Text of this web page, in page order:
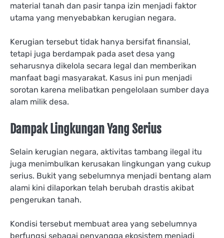
material tanah dan pasir tanpa izin menjadi faktor
utama yang menyebabkan kerugian negara.
Kerugian tersebut tidak hanya bersifat finansial,
tetapi juga berdampak pada aset desa yang
seharusnya dikelola secara legal dan memberikan
manfaat bagi masyarakat. Kasus ini pun menjadi
sorotan karena melibatkan pengelolaan sumber daya
alam milik desa.
Dampak Lingkungan Yang Serius
Selain kerugian negara, aktivitas tambang ilegal itu
juga menimbulkan kerusakan lingkungan yang cukup
serius. Bukit yang sebelumnya menjadi bentang alam
alami kini dilaporkan telah berubah drastis akibat
pengerukan tanah.
Kondisi tersebut membuat area yang sebelumnya
berfungsi sebagai penyangga ekosistem menjadi